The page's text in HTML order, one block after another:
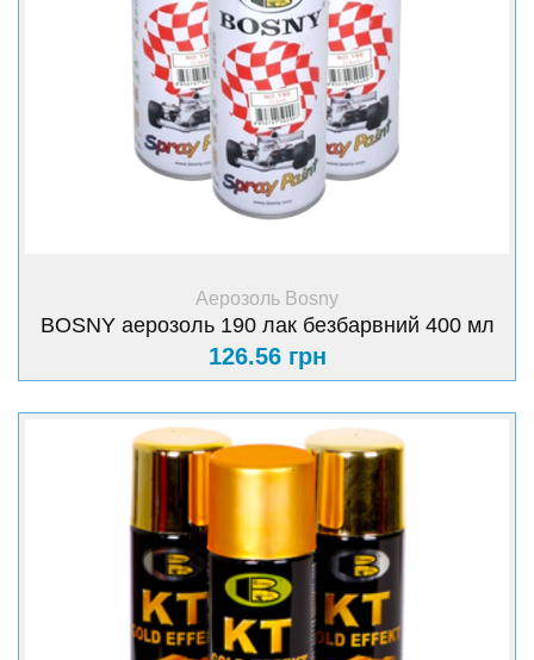
+ Купити
Аерозоль Bosny
BOSNY аерозоль 190 лак безбарвний 400 мл
126.56 грн